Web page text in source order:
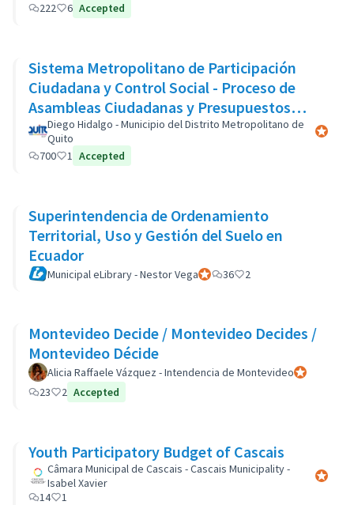
222
6 Accepted
Sistema Metropolitano de Participación
Ciudadana y Control Social - Proceso de
Asambleas Ciudadanas y Presupuestos
Participativos
Diego Hidalgo - Municipio del Distrito Metropolitano de
Quito
700
1 Accepted
Superintendencia de Ordenamiento
Territorial, Uso y Gestión del Suelo en
Ecuador
Municipal eLibrary - Nestor VegaParticipante oficial
36 2
Montevideo Decide / Montevideo Decides /
Montevideo Décide
Alicia Raffaele Vázquez - Intendencia de MontevideoParticipante
23
2 Accepted
Youth Participatory Budget of Cascais
Câmara Municipal de Cascais - Cascais Municipality -
Isabel Xavier
14
1